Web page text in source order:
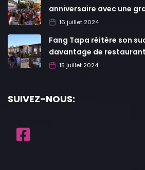
anniversaire avec une
16 juillet 2024
Fang Tapa réitère son
davantage de
15 juillet 2024
SUIVEZ-NOUS: